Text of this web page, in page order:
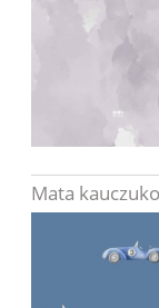
Mata